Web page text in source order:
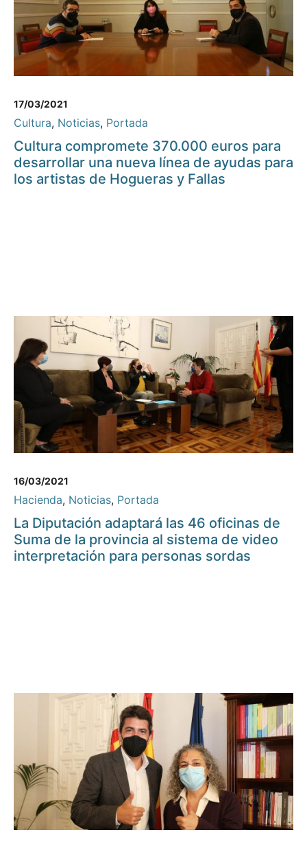
17/03/2021
Cultura, Noticias, Portada
Cultura compromete 370.000 euros para
desarrollar una nueva línea de ayudas para
los artistas de Hogueras y Fallas
16/03/2021
Hacienda, Noticias, Portada
La Diputación adaptará las 46 oficinas de
Suma de la provincia al sistema de video
interpretación para personas sordas